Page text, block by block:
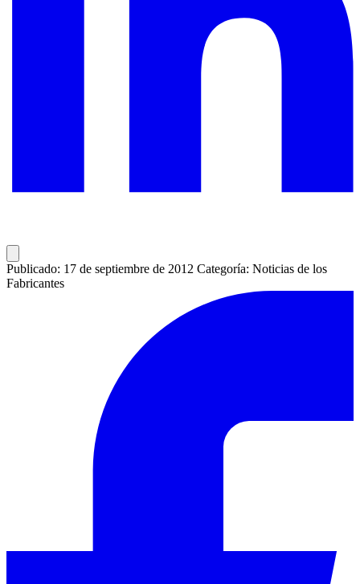
Publicado: 17 de septiembre de 2012 Categoría: Noticias de los
Fabricantes